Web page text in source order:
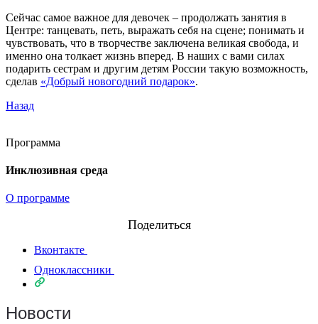
Сейчас самое важное для девочек – продолжать занятия в
Центре: танцевать, петь, выражать себя на сцене; понимать и
чувствовать, что в творчестве заключена великая свобода, и
именно она толкает жизнь вперед. В наших с вами силах
подарить сестрам и другим детям России такую возможность,
сделав «Добрый новогодний подарок».
Назад
Программа
Инклюзивная среда
О программе
Поделиться
Вконтакте
Одноклассники
Новости